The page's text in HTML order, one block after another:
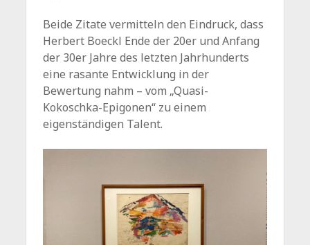
Beide Zitate vermitteln den Eindruck, dass
Herbert Boeckl Ende der 20er und Anfang
der 30er Jahre des letzten Jahrhunderts
eine rasante Entwicklung in der
Bewertung nahm – vom „Quasi-
Kokoschka-Epigonen“ zu einem
eigenständigen Talent.